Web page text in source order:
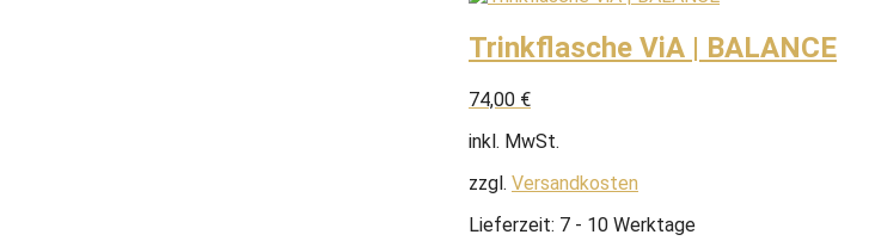
Trinkflasche ViA | BALANCE
74,00 €
inkl. MwSt.
zzgl. Versandkosten
Lieferzeit: 7 - 10 Werktage